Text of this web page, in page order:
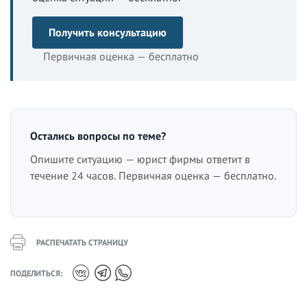
Получить консультацию
Первичная оценка — бесплатно
Остались вопросы по теме?
Опишите ситуацию — юрист фирмы ответит в
течение 24 часов. Первичная оценка — бесплатно.
РАСПЕЧАТАТЬ СТРАНИЦУ
ПОДЕЛИТЬСЯ: